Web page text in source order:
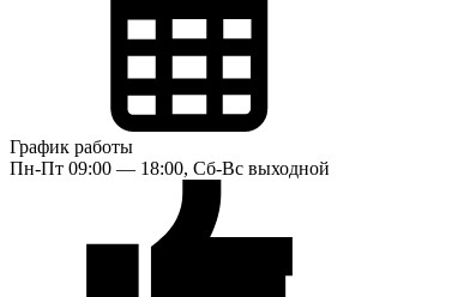
График работы
Пн-Пт 09:00 — 18:00, Сб-Вс выходной